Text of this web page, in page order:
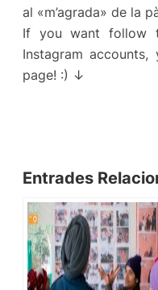
al «m’agrada» de la
If you want follow
Instagram
page! :) ↓
Entrades